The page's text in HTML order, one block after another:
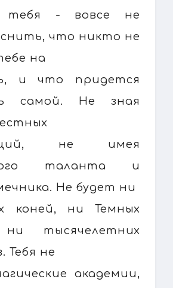
тебя - вовсе не
что никто не
на
и что придется
самой. Не зная
не имея
таланта и
Не будет ни
коней, ни Темных
ни тысячелетних
Тебя не
академии,